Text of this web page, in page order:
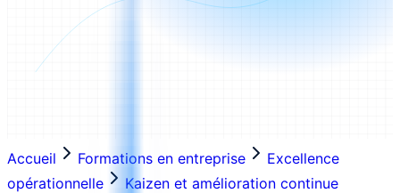
Accueil Formations en entreprise
Excellence
opérationnelle
Kaizen et amélioration continue